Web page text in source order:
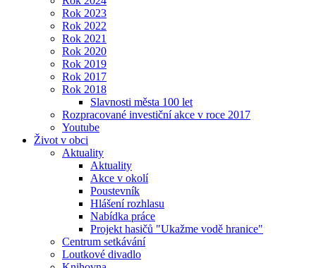
Rok 2023
Rok 2022
Rok 2021
Rok 2020
Rok 2019
Rok 2017
Rok 2018
Slavnosti města 100 let
Rozpracované investiční akce v roce 2017
Youtube
Život v obci
Aktuality
Aktuality
Akce v okolí
Poustevník
Hlášení rozhlasu
Nabídka práce
Projekt hasičů "Ukažme vodě hranice"
Centrum setkávání
Loutkové divadlo